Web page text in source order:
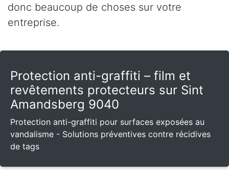
donc beaucoup de choses sur votre
entreprise.
Protection anti-graffiti – film et
revêtements protecteurs sur Sint
Amandsberg 9040
Protection anti-graffiti pour surfaces exposées au
vandalisme - Solutions préventives contre récidives
de tags